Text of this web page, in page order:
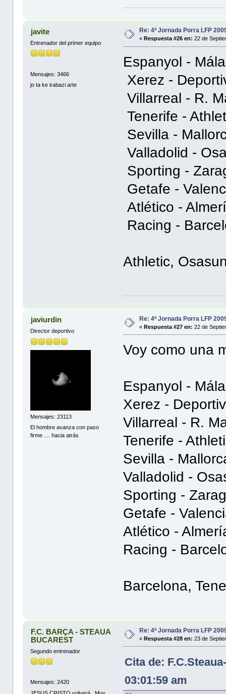
javite
Entrenador del primer equipo
Mensajes: 3466
jo ta ke irabazi arte
Re: 4ª Jornada Porra LFP
«Respuesta #26 en: 22 de
Espanyol -
Xerez -
Villarreal - R.
Tenerife -
Sevilla -
Valladolid -
Sporting -
Getafe -
Atlético -
Racing -
Athletic,
javiurdin
Director deportivo
Mensajes: 23113
El hombre avanza con paso
firme .... hacia atrás
Re: 4ª Jornada Porra LFP
«Respuesta #27 en: 22 de
Voy como una
Espanyol -
Xerez -
Villarreal - R.
Tenerife -
Sevilla -
Valladolid -
Sporting -
Getafe -
Atlético -
Racing -
Barcelona,
F.C. BARÇA - STEAUA
BUCAREST
Segundo entrenador
Mensajes: 2420
JESUS CRISTO volverá.. Muy,
Re: 4ª Jornada Porra LFP
«Respuesta #28 en: 23 de
Cita de:
03:01:59 am